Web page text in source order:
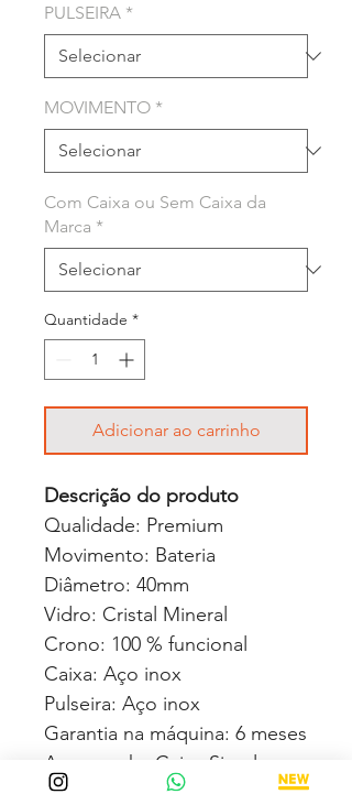
PULSEIRA *
MOVIMENTO *
Com Caixa ou Sem Caixa da
Marca *
Quantidade *
Adicionar ao carrinho
Descrição do produto
Qualidade: Premium
Movimento: Bateria
Diâmetro: 40mm
Vidro: Cristal Mineral
Crono: 100 % funcional
Caixa: Aço inox
Pulseira: Aço inox
Garantia na máquina: 6 meses
Acompanha Caixa Simples